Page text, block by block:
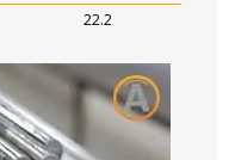
22.2
28.6
31.8
38.1